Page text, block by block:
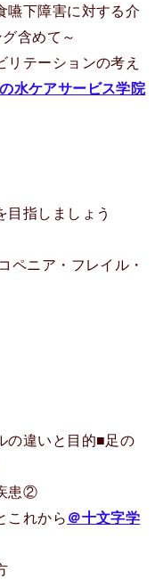
嚥下障害に対する介
含めて～
テーションの考え
水ケアサービス学院
目指しましょう
ペニア・フレイル・
の違いと目的■足の
患②
これから ＠十文字学